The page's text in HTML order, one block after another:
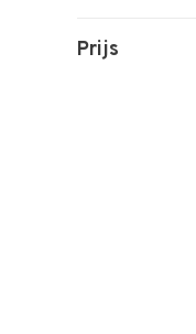
Prijs